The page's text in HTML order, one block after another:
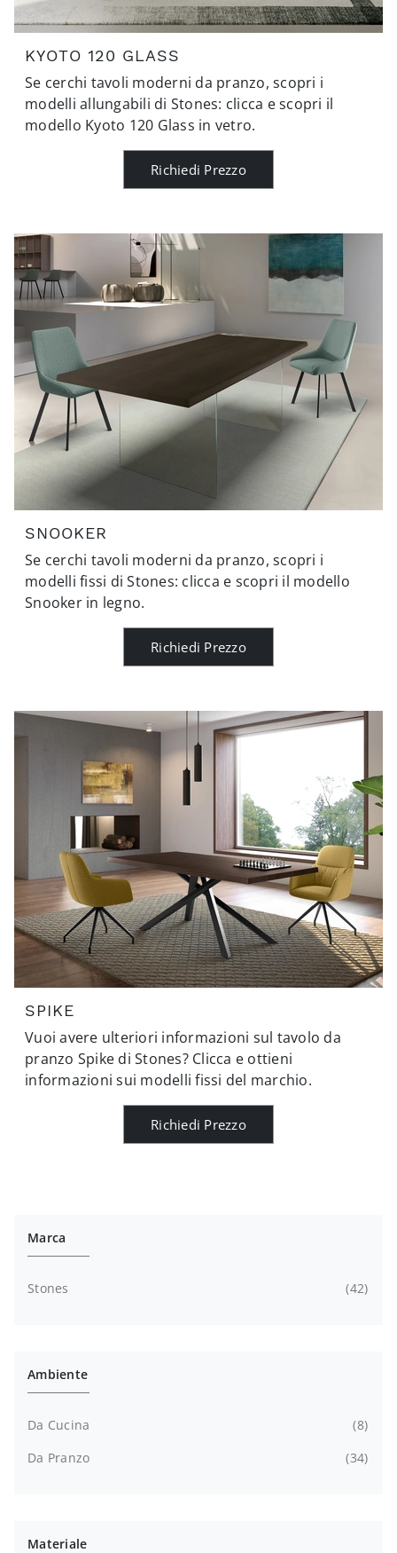
KYOTO 120 GLASS
Se cerchi tavoli moderni da pranzo, scopri i
modelli allungabili di Stones: clicca e scopri il
modello Kyoto 120 Glass in vetro.
Richiedi Prezzo
SNOOKER
Se cerchi tavoli moderni da pranzo, scopri i
modelli fissi di Stones: clicca e scopri il modello
Snooker in legno.
Richiedi Prezzo
SPIKE
Vuoi avere ulteriori informazioni sul tavolo da
pranzo Spike di Stones? Clicca e ottieni
informazioni sui modelli fissi del marchio.
Richiedi Prezzo
Marca
Stones 42
Ambiente
Da Cucina
8
Da Pranzo
34
Materiale